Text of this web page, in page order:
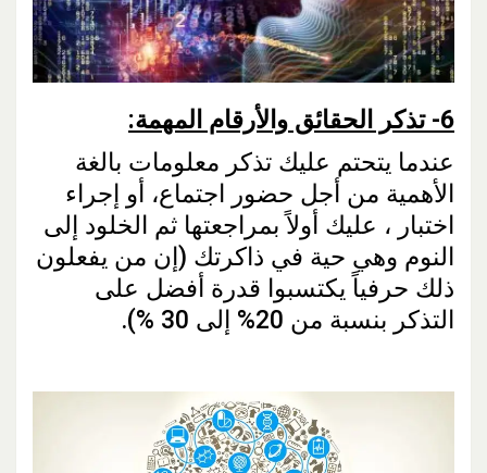
6- تذكر الحقائق والأرقام المهمة:
عندما يتحتم عليك تذكر معلومات بالغة
الأهمية من أجل حضور اجتماع، أو إجراء
اختبار ، عليك أولاً بمراجعتها ثم الخلود إلى
النوم وهي حية في ذاكرتك (إن من يفعلون
ذلك حرفياً يكتسبوا قدرة أفضل على
التذكر بنسبة من 20% إلى 30 %).